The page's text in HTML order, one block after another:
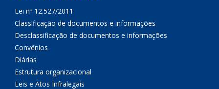
Lei nº 12.527/2011
Classificação de documentos e informações
Desclassificação de documentos e informações
Convênios
Diárias
Estrutura organizacional
Leis e Atos Infralegais